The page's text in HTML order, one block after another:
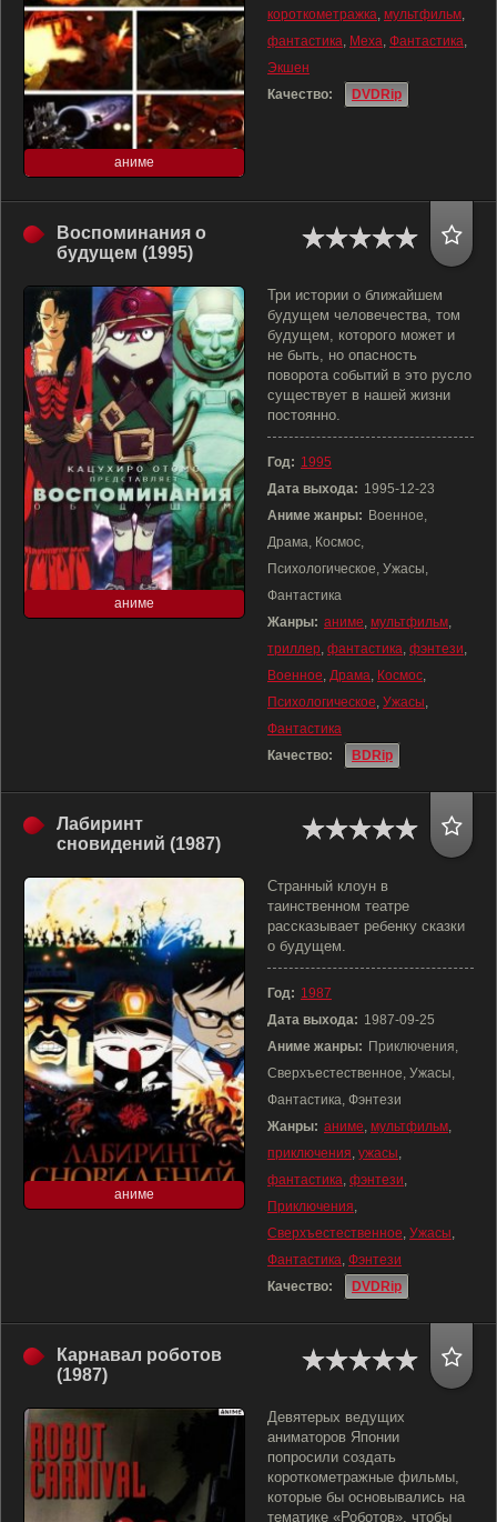
аниме
короткометражка, мультфильм,
фантастика, Меха, Фантастика,
Экшен
Качество:
DVDRip
Воспоминания о
будущем (1995)
аниме
Три истории о ближайшем
будущем человечества, том
будущем, которого может и
не быть, но опасность
поворота событий в это русло
существует в нашей жизни
постоянно.
Год: 1995
Дата выхода: 1995-12-23
Аниме жанры: Военное,
Драма, Космос,
Психологическое, Ужасы,
Фантастика
Жанры: аниме, мультфильм,
триллер, фантастика, фэнтези,
Военное, Драма, Космос,
Психологическое, Ужасы,
Фантастика
Качество:
BDRip
Лабиринт
сновидений (1987)
аниме
Странный клоун в
таинственном театре
рассказывает ребенку сказки
о будущем.
Год: 1987
Дата выхода: 1987-09-25
Аниме жанры: Приключения,
Сверхъестественное, Ужасы,
Фантастика, Фэнтези
Жанры: аниме, мультфильм,
приключения, ужасы,
фантастика, фэнтези,
Приключения,
Сверхъестественное, Ужасы,
Фантастика, Фэнтези
Качество:
DVDRip
Карнавал роботов
(1987)
Девятерых ведущих
аниматоров Японии
попросили создать
короткометражные фильмы,
которые бы основывались на
тематике «Роботов», чтобы